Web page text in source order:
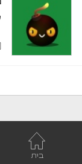
בית